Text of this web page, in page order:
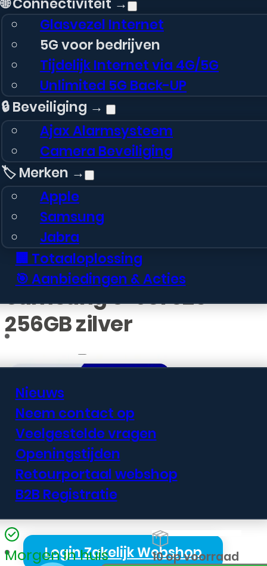
Glasvezel Internet
5G voor bedrijven
Tijdelijk Internet via 4G/5G
Unlimited 5G Back-UP
🔒 Beveiliging →
Ajax Alarmsysteem
Camera Beveiliging
🏷️ Merken →
Apple
Samsung
Jabra
🏢 Totaaloplossing
🎯 Aanbiedingen & Acties
Nieuws
Neem contact op
Veelgestelde vragen
Openingstijden
Retourportaal webshop
B2B Registratie
Login Zakelijk Webshop
Samsung S-931 S25
256GB zilver
€634,99
De Samsung Galaxy S25 Ultra biedt
premium prestaties met 256GB
opslaggeheugen in elegant zilver.
Morgen in huis 10 op voorraad